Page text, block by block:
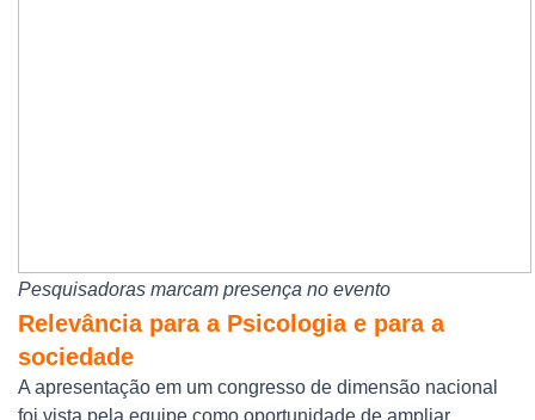
Pesquisadoras marcam presença no evento
Relevância para a Psicologia e para a
sociedade
A apresentação em um congresso de dimensão nacional
foi vista pela equipe como oportunidade de ampliar